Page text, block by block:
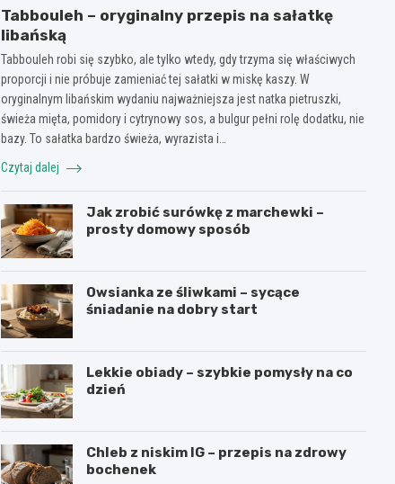
Tabbouleh – oryginalny przepis na sałatkę
libańską
Tabbouleh robi się szybko, ale tylko wtedy, gdy trzyma się właściwych
proporcji i nie próbuje zamieniać tej sałatki w miskę kaszy. W
oryginalnym libańskim wydaniu najważniejsza jest natka pietruszki,
świeża mięta, pomidory i cytrynowy sos, a bulgur pełni rolę dodatku, nie
bazy. To sałatka bardzo świeża, wyrazista i…
Czytaj dalej
Jak zrobić surówkę z marchewki –
prosty domowy sposób
Owsianka ze śliwkami – sycące
śniadanie na dobry start
Lekkie obiady – szybkie pomysły na co
dzień
Chleb z niskim IG – przepis na zdrowy
bochenek